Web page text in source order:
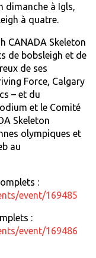
dimanche à Igls,
à quatre.
CANADA Skeleton
de bobsleigh et de
de ses
Force, Calgary
– et du
et le Comité
Skeleton
olympiques et
au
:
event/169485
:
event/169486